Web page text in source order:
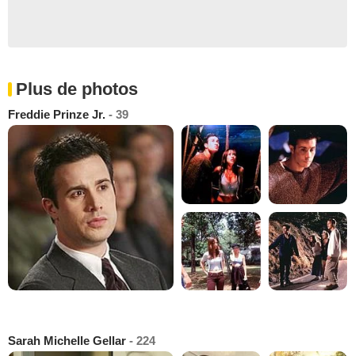
Plus de photos
Freddie Prinze Jr. - 39
Sarah Michelle Gellar - 224